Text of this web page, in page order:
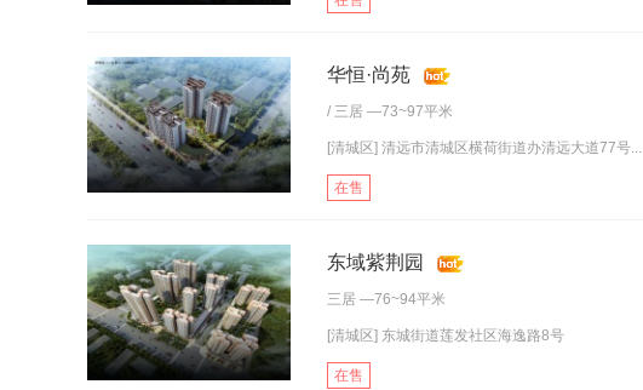
华恒·尚苑
/ 三居 —73~97平米
[清城区] 清远市清城区横荷街道办清远大道77号...
在售
东域紫荆园
三居 —76~94平米
[清城区] 东城街道莲发社区海逸路8号
在售